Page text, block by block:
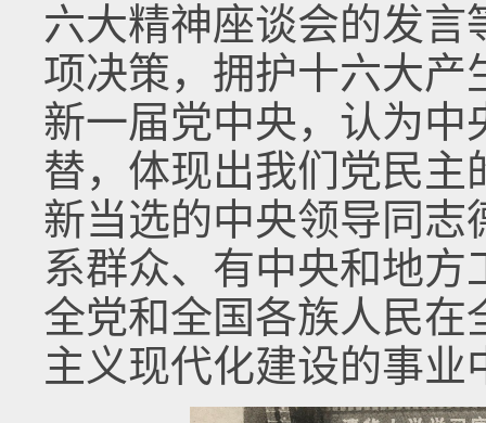
六大精神座谈会的发
项决策，拥护十六大产
新一届党中央，认为中
替，体现出我们党民
新当选的中央领导同志
系群众、有中央和地
全党和全国各族人民在
主义现代化建设的事业